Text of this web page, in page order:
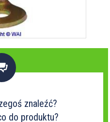
znaleźć?
do produktu?